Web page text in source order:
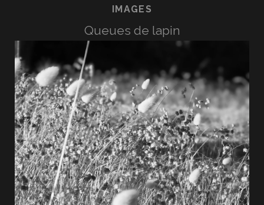
IMAGES
Queues de lapin